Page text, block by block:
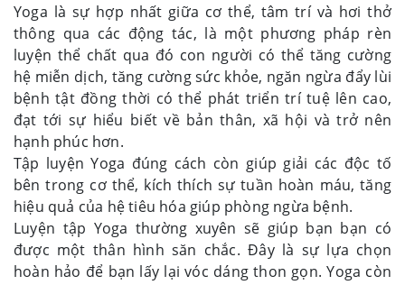
Yoga là sự hợp nhất giữa cơ thể, tâm trí và hơi thở
thông qua các động tác, là một phương pháp rèn
luyện thể chất qua đó con người có thể tăng cường
hệ miễn dịch, tăng cường sức khỏe, ngăn ngừa đẩy lùi
bệnh tật đồng thời có thể phát triển trí tuệ lên cao,
đạt tới sự hiểu biết về bản thân, xã hội và trở nên
hạnh phúc hơn.
Tập luyện Yoga đúng cách còn giúp giải các độc tố
bên trong cơ thể, kích thích sự tuần hoàn máu, tăng
hiệu quả của hệ tiêu hóa giúp phòng ngừa bệnh.
Luyện tập Yoga thường xuyên sẽ giúp bạn bạn có
được một thân hình săn chắc. Đây là sự lựa chọn
hoàn hảo để bạn lấy lại vóc dáng thon gọn. Yoga còn